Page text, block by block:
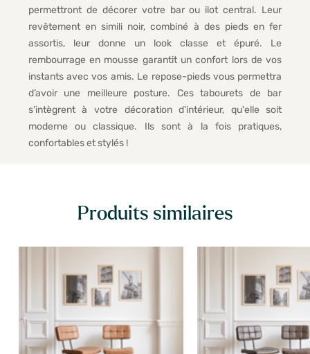
permettront de décorer votre bar ou ilot central. Leur
revêtement en simili noir, combiné à des pieds en fer
assortis, leur donne un look classe et épuré. Le
rembourrage en mousse garantit un confort lors de vos
instants avec vos amis. Le repose-pieds vous permettra
d’avoir une meilleure posture. Ces tabourets de bar
s'intègrent à votre décoration d'intérieur, qu'elle soit
moderne ou classique. Ils sont à la fois pratiques,
confortables et stylés !
Produits similaires